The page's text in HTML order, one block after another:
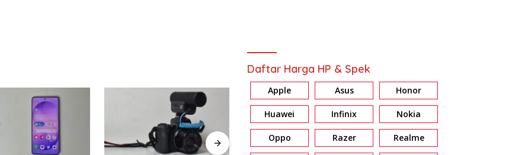
Daftar Harga HP & Spek
Apple Asus Honor
Huawei Infinix Nokia
Oppo Razer Realme